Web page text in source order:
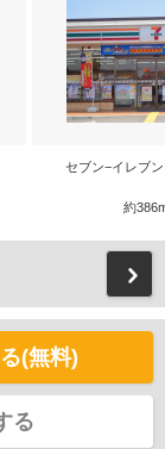
セブン−イレブ
約
(無料)
る